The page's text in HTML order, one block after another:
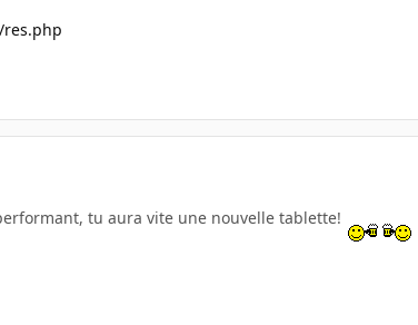
tu aura vite une nouvelle tablette!